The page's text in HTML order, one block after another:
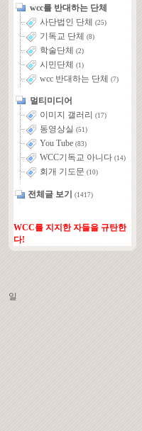
wcc를 반대하는 단체
사단법인 단체
(25)
기독교 단체 (8)
학술단체 (2)
시민단체 (1)
wcc 반대하는 단체 (7)
멀티미디어
이미지 갤러리
(17)
동영상실 (51)
You Tube (83)
WCC기독교 아니다 (14)
회개 기도문 (10)
전체글 보기 (1417)
WCC를 지지한 자들을 규탄한
다!
일